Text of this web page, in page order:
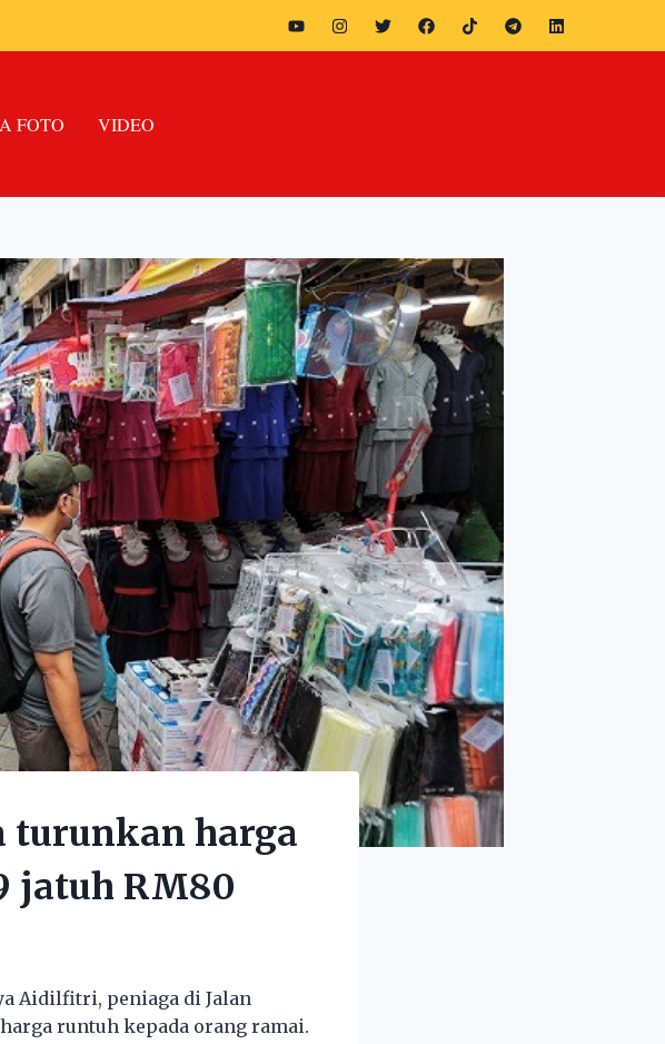
FOTO VIDEO
turunkan harga
jatuh RM80
Aidilfitri, peniaga di Jalan
runtuh kepada orang ramai.